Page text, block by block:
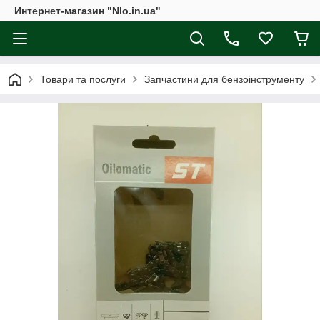
Интернет-магазин "Nlo.in.ua"
Товари та послуги Запчастини для бензоінструменту